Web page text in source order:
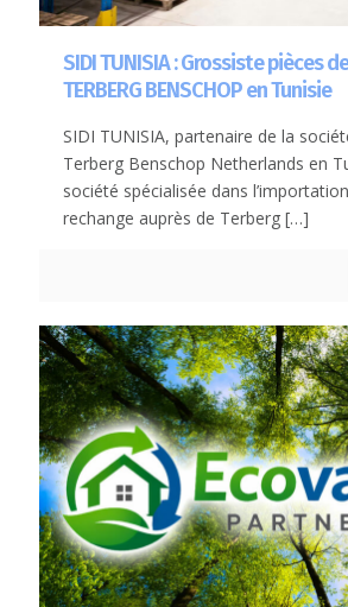
SIDI TUNISIA : Grossiste pièces
TERBERG BENSCHOP en Tunisie
SIDI TUNISIA, partenaire de la
Terberg Benschop Netherlands en
société spécialisée dans
rechange auprès de Terberg […]